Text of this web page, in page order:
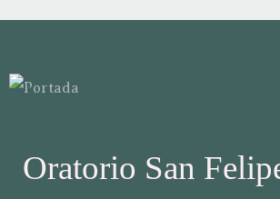
Oratorio San